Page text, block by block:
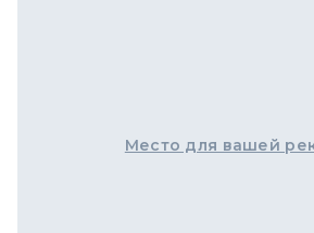
Место для вашей